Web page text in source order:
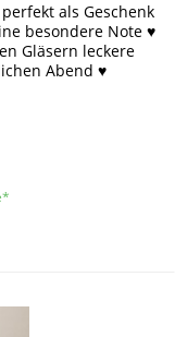
als Geschenk
besondere Note ♥
Gläsern leckere
Abend ♥